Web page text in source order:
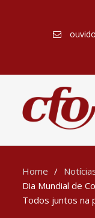
Home
Dia Mundial de
Todos juntos na